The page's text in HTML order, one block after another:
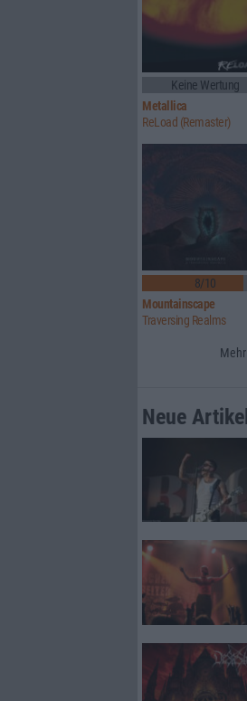
Keine Wertung
Metallica
ReLoad (Remaster)
8/10
Mountainscape
Traversing Realms
Mehr
Neue Artikel